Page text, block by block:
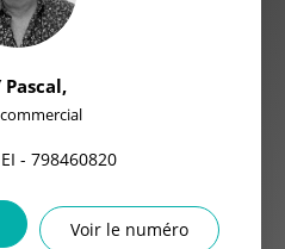
Pascal,
- 798460820
Voir le numéro